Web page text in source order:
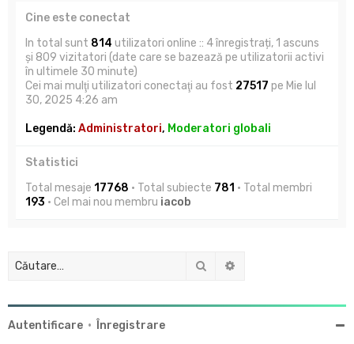
Cine este conectat
In total sunt 814 utilizatori online :: 4 înregistrați, 1 ascuns
și 809 vizitatori (date care se bazează pe utilizatorii activi
în ultimele 30 minute)
Cei mai mulţi utilizatori conectaţi au fost 27517 pe Mie Iul
30, 2025 4:26 am
Legendă: Administratori, Moderatori globali
Statistici
Total mesaje 17768 • Total subiecte 781 • Total membri
193 • Cel mai nou membru iacob
Căutare
Autentificare • Înregistrare